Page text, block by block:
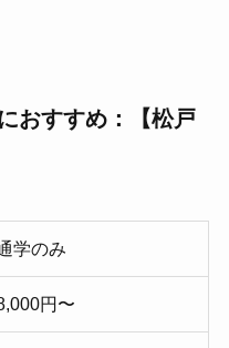
おすすめ：【松戸
学のみ
円〜